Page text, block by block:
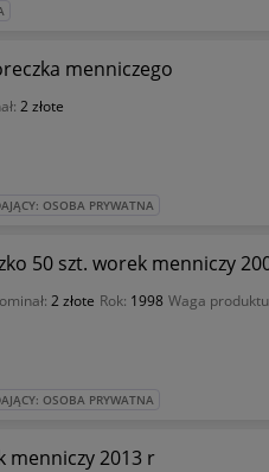
menniczego
2 złote
OSOBA PRYWATNA
50 szt. worek menniczy
2 złote Rok: 1998 Waga
OSOBA PRYWATNA
menniczy 2013 r